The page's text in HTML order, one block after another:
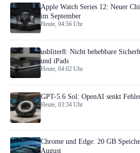
Apple Watch Series 12: Neuer
im September
Heute, 04:56 Uhr
usbliter8: Nicht behebbare
und iPads
Heute, 04:02 Uhr
GPT-5.6 Sol: OpenAI senkt
Heute, 03:34 Uhr
Chrome und Edge: 20 GB
August